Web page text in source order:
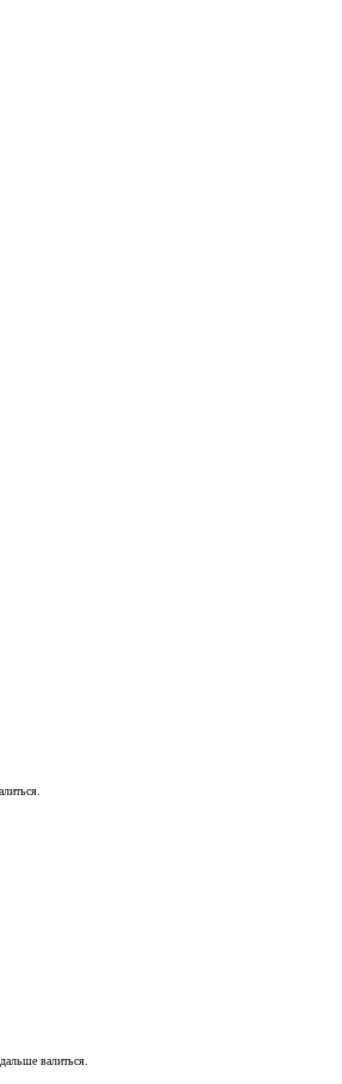
валиться.